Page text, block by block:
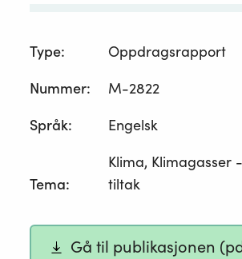
Type: Oppdragsrapport
Nummer: M-2822
Språk: Engelsk
Tema:
Klima, Klimagasser
tiltak
Gå til publikasjonen